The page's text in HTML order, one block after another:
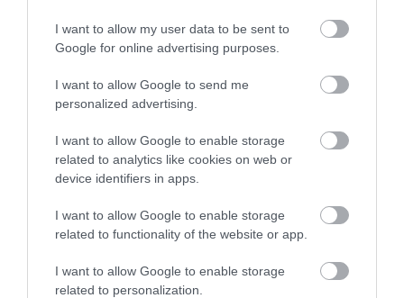
I want to allow my user data to be sent to
Google for online advertising purposes.
I want to allow Google to send me
personalized advertising.
I want to allow Google to enable storage
related to analytics like cookies on web or
device identifiers in apps.
I want to allow Google to enable storage
related to functionality of the website or app.
I want to allow Google to enable storage
related to personalization.
KIRÁNDULÁS PANNONHALMA
SZŐLŐ ÉS KOMLÓ
TALÁLKOZÁSA
KIRÁNDULÁS A
GYÓGYNÖVÉNYKERTBE ÉS